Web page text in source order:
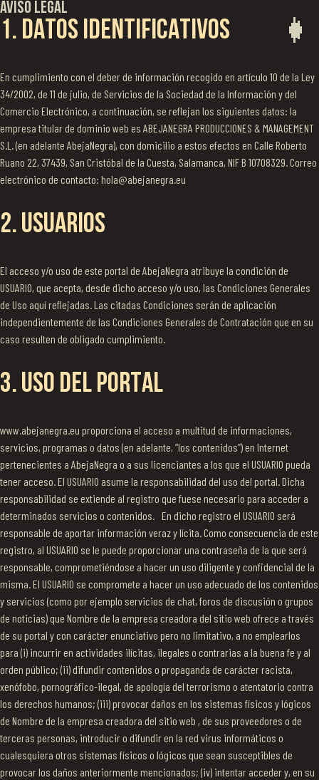
Skip
to
content
Aviso Legal
1. DATOS IDENTIFICATIVOS
En cumplimiento con el deber de información recogido en artículo 10 de la Ley
34/2002, de 11 de julio, de Servicios de la Sociedad de la Información y del
Comercio Electrónico, a continuación, se reflejan los siguientes datos: la
empresa titular de dominio web es ABEJANEGRA PRODUCCIONES & MANAGEMENT
S.L. (en adelante AbejaNegra), con domicilio a estos efectos en Calle Roberto
Ruano 22, 37439, San Cristóbal de la Cuesta, Salamanca, NIF B 10708329. Correo
electrónico de contacto: hola@abejanegra.eu
2. USUARIOS
El acceso y/o uso de este portal de AbejaNegra atribuye la condición de
USUARIO, que acepta, desde dicho acceso y/o uso, las Condiciones Generales
de Uso aquí reflejadas. Las citadas Condiciones serán de aplicación
independientemente de las Condiciones Generales de Contratación que en su
caso resulten de obligado cumplimiento.
3. USO DEL PORTAL
www.abejanegra.eu proporciona el acceso a multitud de informaciones,
servicios, programas o datos (en adelante, “los contenidos”) en Internet
pertenecientes a AbejaNegra o a sus licenciantes a los que el USUARIO pueda
tener acceso. El USUARIO asume la responsabilidad del uso del portal. Dicha
responsabilidad se extiende al registro que fuese necesario para acceder a
determinados servicios o contenidos. En dicho registro el USUARIO será
responsable de aportar información veraz y lícita. Como consecuencia de este
registro, al USUARIO se le puede proporcionar una contraseña de la que será
responsable, comprometiéndose a hacer un uso diligente y confidencial de la
misma. El USUARIO se compromete a hacer un uso adecuado de los contenidos
y servicios (como por ejemplo servicios de chat, foros de discusión o grupos
de noticias) que Nombre de la empresa creadora del sitio web ofrece a través
de su portal y con carácter enunciativo pero no limitativo, a no emplearlos
para (i) incurrir en actividades ilícitas, ilegales o contrarias a la buena fe y al
orden público; (ii) difundir contenidos o propaganda de carácter racista,
xenófobo, pornográfico-ilegal, de apología del terrorismo o atentatorio contra
los derechos humanos; (iii) provocar daños en los sistemas físicos y lógicos
de Nombre de la empresa creadora del sitio web , de sus proveedores o de
terceras personas, introducir o difundir en la red virus informáticos o
cualesquiera otros sistemas físicos o lógicos que sean susceptibles de
provocar los daños anteriormente mencionados; (iv) intentar acceder y, en su